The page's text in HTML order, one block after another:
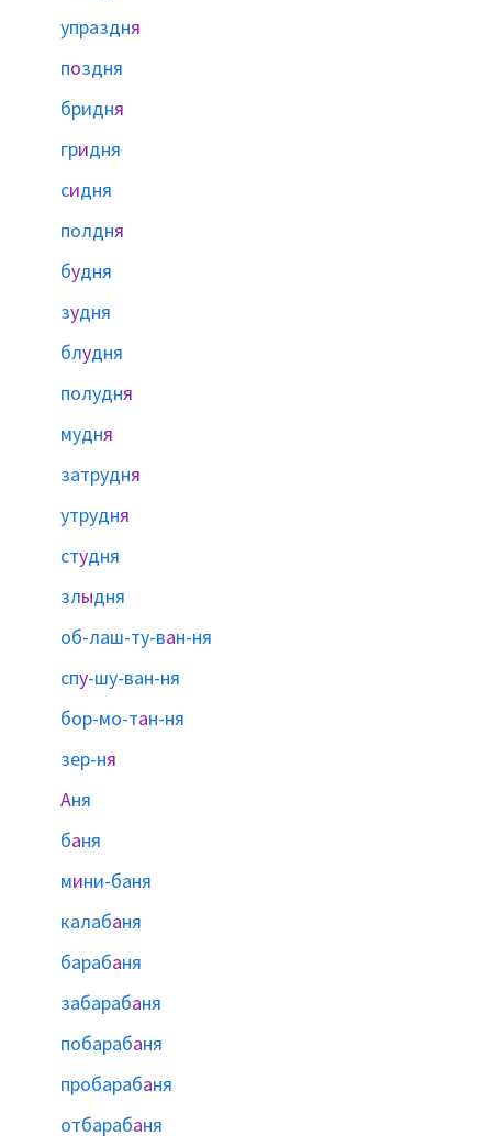
упраздня
поздня
бридня
гридня
сидня
полдня
будня
зудня
блудня
полудня
мудня
затрудня
утрудня
студня
злыдня
об-лаш-ту-ван-ня
спу-шу-ван-ня
бор-мо-тан-ня
зер-ня
Аня
баня
мини-баня
калабаня
барабаня
забарабаня
побарабаня
пробарабаня
отбарабаня